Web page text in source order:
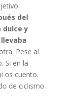
del
dulce y
Pese al
Si en la
os cuento.
de ciclismo.